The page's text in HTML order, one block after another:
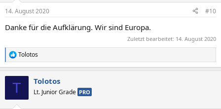
e
:
14. August 2020 #10
Danke für die Aufklärung. Wir sind Europa.
Zuletzt bearbeitet: 14. August 2020
R
e
Tolotos
T Tolotos
Lt. Junior Grade PRO